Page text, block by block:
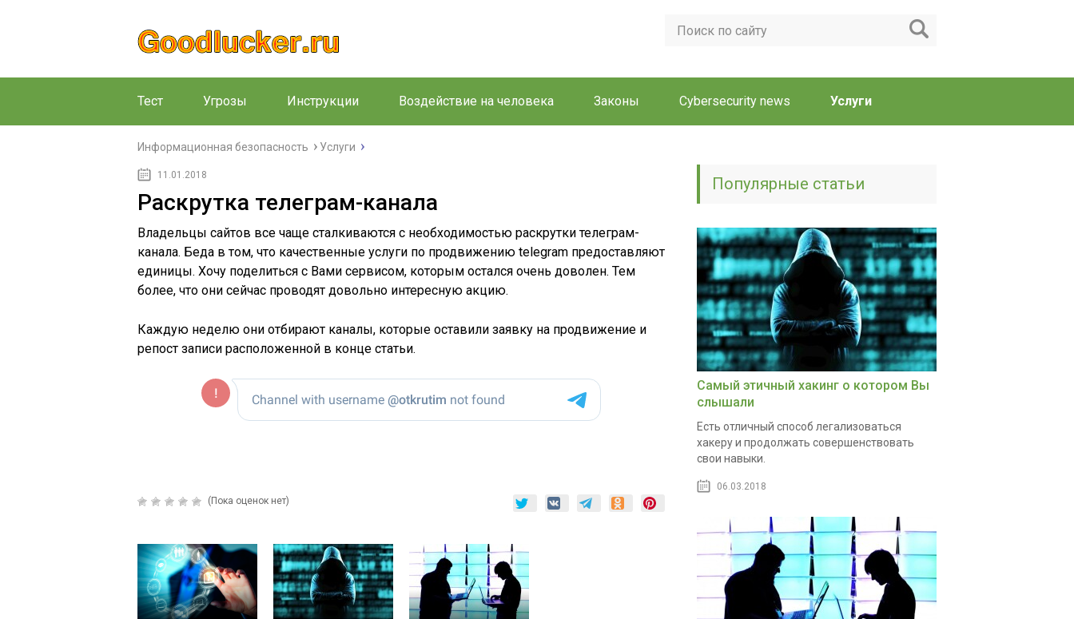
Тест Угрозы Инструкции Воздействие на человека Законы Cybersecurity news Услуги
Информационная безопасность Услуги
11.01.2018
Раскрутка телеграм-канала
Владельцы сайтов все чаще сталкиваются с необходимостью раскрутки телеграм-
канала. Беда в том, что качественные услуги по продвижению telegram предоставляют
единицы. Хочу поделиться с Вами сервисом, которым остался очень доволен. Тем
более, что они сейчас проводят довольно интересную акцию.
Каждую неделю они отбирают каналы, которые оставили заявку на продвижение и
репост записи расположенной в конце статьи.
(Пока оценок нет)
Популярные статьи
Самый этичный хакинг о котором Вы
слышали
Есть отличный способ легализоваться
хакеру и продолжать совершенствовать
свои навыки.
06.03.2018